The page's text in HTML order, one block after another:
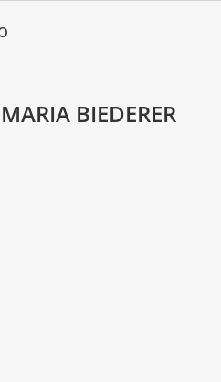
MARIA BIEDERER